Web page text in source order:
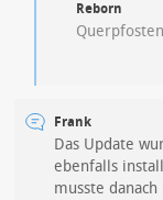
Reborn
Frank
Das Update
ebenfalls
musste